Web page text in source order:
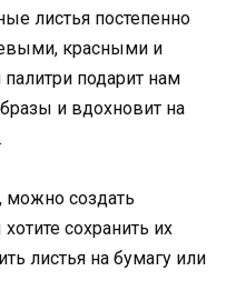
листья постепенно
красными и
подарит нам
и вдохновит на
можно создать
сохранить их
листья на бумагу или